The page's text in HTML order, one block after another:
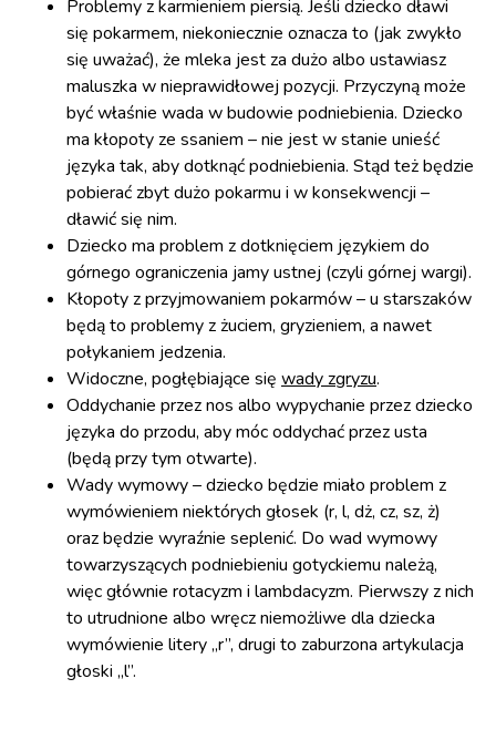
Problemy z karmieniem piersią. Jeśli dziecko dławi
się pokarmem, niekoniecznie oznacza to (jak zwykło
się uważać), że mleka jest za dużo albo ustawiasz
maluszka w nieprawidłowej pozycji. Przyczyną może
być właśnie wada w budowie podniebienia. Dziecko
ma kłopoty ze ssaniem – nie jest w stanie unieść
języka tak, aby dotknąć podniebienia. Stąd też będzie
pobierać zbyt dużo pokarmu i w konsekwencji –
dławić się nim.
Dziecko ma problem z dotknięciem językiem do
górnego ograniczenia jamy ustnej (czyli górnej wargi).
Kłopoty z przyjmowaniem pokarmów – u starszaków
będą to problemy z żuciem, gryzieniem, a nawet
połykaniem jedzenia.
Widoczne, pogłębiające się wady zgryzu.
Oddychanie przez nos albo wypychanie przez dziecko
języka do przodu, aby móc oddychać przez usta
(będą przy tym otwarte).
Wady wymowy – dziecko będzie miało problem z
wymówieniem niektórych głosek (r, l, dż, cz, sz, ż)
oraz będzie wyraźnie seplenić. Do wad wymowy
towarzyszących podniebieniu gotyckiemu należą,
więc głównie rotacyzm i lambdacyzm. Pierwszy z nich
to utrudnione albo wręcz niemożliwe dla dziecka
wymówienie litery „r”, drugi to zaburzona artykulacja
głoski „l”.